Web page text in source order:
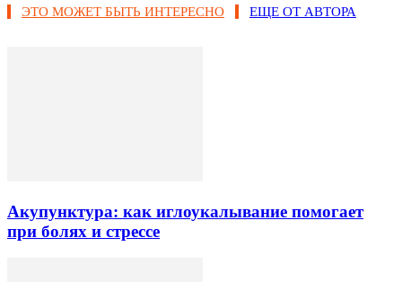
ЭТО МОЖЕТ БЫТЬ ИНТЕРЕСНО ЕЩЕ ОТ АВТОРА
Акупунктура: как иглоукалывание помогает
при болях и стрессе